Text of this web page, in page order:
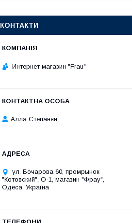
КОНТАКТИ
Интернет магазин "Frau"
Алла Степанян
ул. Бочарова 60, промрынок
"Котовский", О-1, магазин "Фрау",
Одеса, Україна